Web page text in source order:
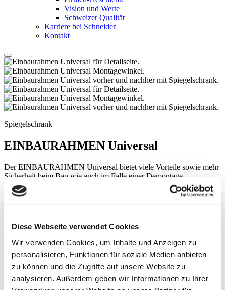
Diese Webseite verwendet Cookies
Wir verwenden Cookies, um Inhalte und Anzeigen zu
personalisieren, Funktionen für soziale Medien anbieten
zu können und die Zugriffe auf unsere Website zu
analysieren. Außerdem geben wir Informationen zu Ihrer
Vision und Werte
Schweizer Qualität
Karriere bei Schneider
Kontakt
Spiegelschrank
EINBAURAHMEN Universal
Der EINBAURAHMEN Universal bietet viele Vorteile sowie mehr
Sicherheit beim Bau wie auch im Falle einer Demontage.
Da der Spiegelschrank nicht bereits im Rohbau eingebaut werden
Zudem ist die Montage als auch die Demontage mit dem neuen
schneller.
Weitere Vorteile: